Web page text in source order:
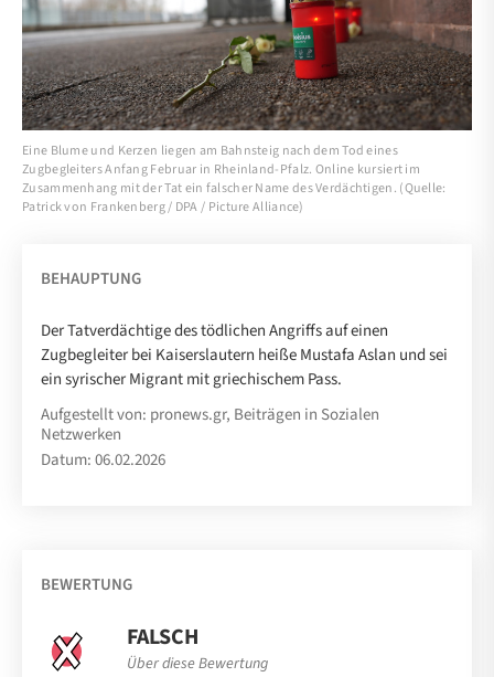
Eine Blume und Kerzen liegen am Bahnsteig nach dem Tod eines
Zugbegleiters Anfang Februar in Rheinland-Pfalz. Online kursiert im
Zusammenhang mit der Tat ein falscher Name des Verdächtigen. (Quelle:
Patrick von Frankenberg / DPA / Picture Alliance)
BEHAUPTUNG
Der Tatverdächtige des tödlichen Angriffs auf einen
Zugbegleiter bei Kaiserslautern heiße Mustafa Aslan und sei
ein syrischer Migrant mit griechischem Pass.
Aufgestellt von: pronews.gr, Beiträgen in Sozialen
Netzwerken
Datum: 06.02.2026
BEWERTUNG
FALSCH
Über diese Bewertung